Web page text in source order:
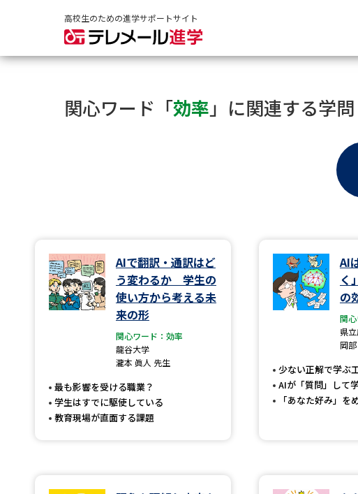
高校生のための進学サポートサイト
関心ワード「効率」に関連する学
AIで翻訳・通訳はど
う変わるか 学生の
使い方から考える未
来の形
関心ワード：効率
龍谷大学
瀧本 眞人 先生
最も影響を受ける職業？
学生はすでに駆使している
教育現場が直面する課題
AI
く
の
関
県
岡
少ない正解で学ぶ
AIが「質問」して
「あなた好み」を